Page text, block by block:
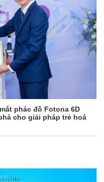
phác đồ Fotona 6D
cho giải pháp trẻ hoá